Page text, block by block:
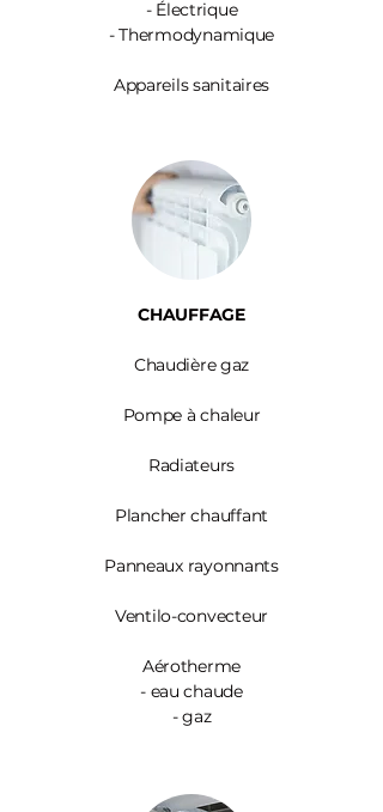
- Électrique
- Thermodynamique
Appareils sanitaires
CHAUFFAGE
Chaudière gaz
Pompe à chaleur
Radiateurs
Plancher chauffant
Panneaux rayonnants
Ventilo-convecteur
Aérotherme
- eau chaude
- gaz